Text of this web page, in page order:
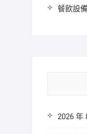
餐飲設
2026 年